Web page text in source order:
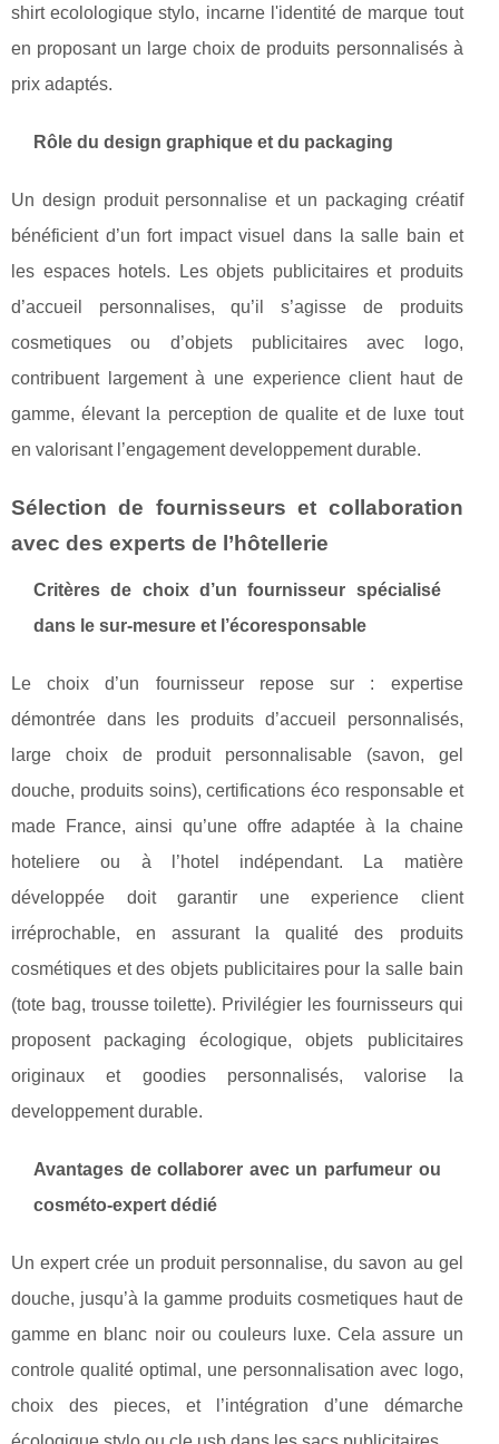
shirt ecolologique stylo, incarne l'identité de marque tout
en proposant un large choix de produits personnalisés à
prix adaptés.
Rôle du design graphique et du packaging
Un design produit personnalise et un packaging créatif
bénéficient d’un fort impact visuel dans la salle bain et
les espaces hotels. Les objets publicitaires et produits
d’accueil personnalises, qu’il s’agisse de produits
cosmetiques ou d’objets publicitaires avec logo,
contribuent largement à une experience client haut de
gamme, élevant la perception de qualite et de luxe tout
en valorisant l’engagement developpement durable.
Sélection de fournisseurs et collaboration
avec des experts de l’hôtellerie
Critères de choix d’un fournisseur spécialisé
dans le sur-mesure et l’écoresponsable
Le choix d’un fournisseur repose sur : expertise
démontrée dans les produits d’accueil personnalisés,
large choix de produit personnalisable (savon, gel
douche, produits soins), certifications éco responsable et
made France, ainsi qu’une offre adaptée à la chaine
hoteliere ou à l’hotel indépendant. La matière
développée doit garantir une experience client
irréprochable, en assurant la qualité des produits
cosmétiques et des objets publicitaires pour la salle bain
(tote bag, trousse toilette). Privilégier les fournisseurs qui
proposent packaging écologique, objets publicitaires
originaux et goodies personnalisés, valorise la
developpement durable.
Avantages de collaborer avec un parfumeur ou
cosméto-expert dédié
Un expert crée un produit personnalise, du savon au gel
douche, jusqu’à la gamme produits cosmetiques haut de
gamme en blanc noir ou couleurs luxe. Cela assure un
controle qualité optimal, une personnalisation avec logo,
choix des pieces, et l’intégration d’une démarche